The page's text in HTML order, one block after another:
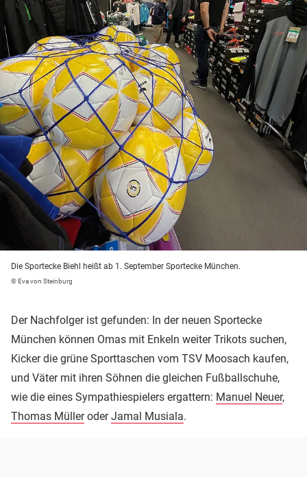
Die Sportecke Biehl heißt ab 1. September Sportecke München.
© Eva von Steinburg
Der Nachfolger ist gefunden: In der neuen Sportecke
München können Omas mit Enkeln weiter Trikots suchen,
Kicker die grüne Sporttaschen vom TSV Moosach kaufen,
und Väter mit ihren Söhnen die gleichen Fußballschuhe,
wie die eines Sympathiespielers ergattern: Manuel Neuer,
Thomas MülleroderJamal Musiala.